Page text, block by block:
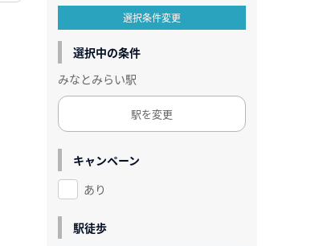
選択条件変更
選択中の条件
みなとみらい駅
駅を変更
キャンペーン
あり
駅徒歩